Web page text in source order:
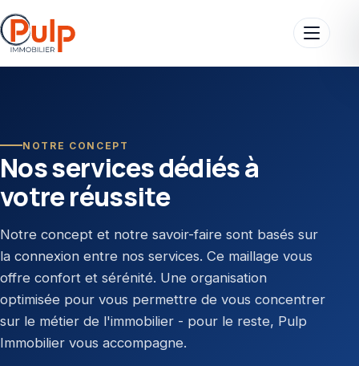
NOTRE CONCEPT
Nos services dédiés à
votre réussite
Notre concept et notre savoir-faire sont basés sur
la connexion entre nos services. Ce maillage vous
offre confort et sérénité. Une organisation
optimisée pour vous permettre de vous concentrer
sur le métier de l'immobilier - pour le reste, Pulp
Immobilier vous accompagne.